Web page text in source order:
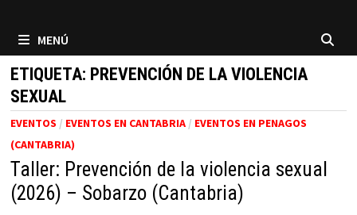
MENÚ
ETIQUETA: PREVENCIÓN DE LA VIOLENCIA
SEXUAL
EVENTOS / EVENTOS EN CANTABRIA/ EVENTOS EN PENAGOS
(CANTABRIA)
Taller: Prevención de la violencia sexual
(2026) – Sobarzo (Cantabria)